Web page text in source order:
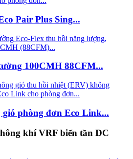
Pair Plus Sing...
100CMH 88CFM...
gió phòng đơn Eco Link...
khí VRF biến tần DC